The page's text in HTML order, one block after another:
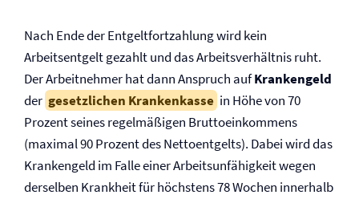
Nach Ende der Entgeltfortzahlung wird kein
Arbeitsentgelt gezahlt und das Arbeits­verhältnis ruht.
Der Arbeitnehmer hat dann Anspruch aufKrankengeld
der gesetzlichen Krankenkasse in Höhe von 70
Prozent seines regel­mäßigen Bruttoeinkommens
(maximal 90 Prozent des Nettoentgelts). Dabei wird das
Krankengeld im Falle einer Arbeits­un­fähig­keit wegen
derselben Krankheit für höchstens 78 Wochen innerhalb